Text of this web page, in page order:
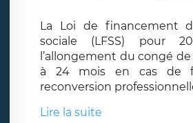
La Loi de financement
sociale (LFSS) pour
l’allongement du congé
à 24 mois en cas de
reconversion
Lire la suite